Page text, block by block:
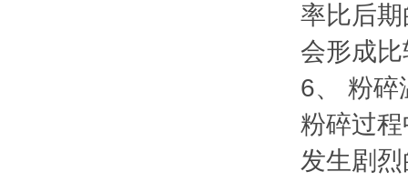
率比后
会形成
6、 粉碎
粉碎过
发生剧